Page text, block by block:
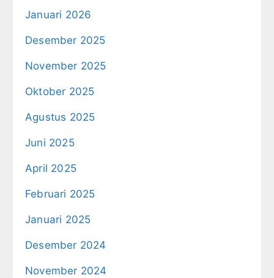
Januari 2026
Desember 2025
November 2025
Oktober 2025
Agustus 2025
Juni 2025
April 2025
Februari 2025
Januari 2025
Desember 2024
November 2024